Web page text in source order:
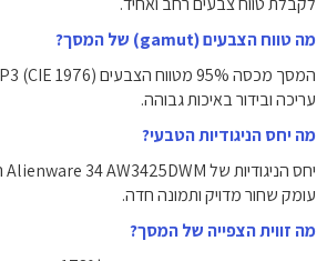
מה טווח הצבעים (gamut) של המסך?
עריכה ובידור באיכות גבוהה.
מה יחס הניגודיות הטבעי?
עומק שחור מדויק ותמונה חדה.
מה זווית הצפייה של המסך?